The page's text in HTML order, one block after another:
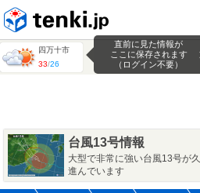
四万十市
33/26
直前に見た情報が
ここに保存されます
（ログイン不要）
台風13号情報
大型で非常に強い台風13号が
進んでいます